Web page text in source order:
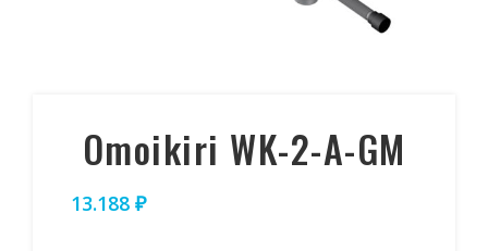
Omoikiri WK-2-A-GM
13.188 ₽